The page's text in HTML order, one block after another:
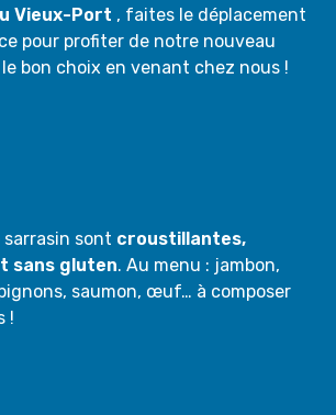
Vieux-Port , faites le déplacement
pour profiter de notre nouveau
bon choix en venant chez nous !
sont croustillantes,
sans gluten. Au menu : jambon,
saumon, œuf… à composer
!